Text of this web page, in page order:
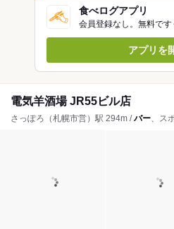
食べログアプリ
会員登録なし。無料です
アプリを
電気羊酒場 JR55ビル店
さっぽろ（札幌市営）駅 294m /バー、ス